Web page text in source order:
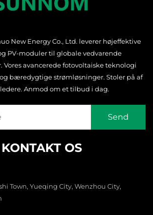
New Energy Co., Ltd. leverer højeffektive
PV-moduler til globale vedvarende
Vores avancerede fotovoltaiske teknologi
bæredygtige strømløsninger. Stoler på af
Anmod om et tilbud i dag.
KONTAKT OS
Town, Yueqing City, Wenzhou City,